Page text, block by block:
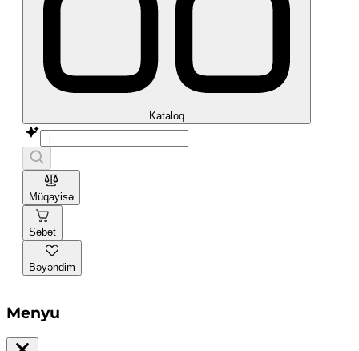
Kataloq
Müqayisə
Səbət
Bəyəndim
Menyu